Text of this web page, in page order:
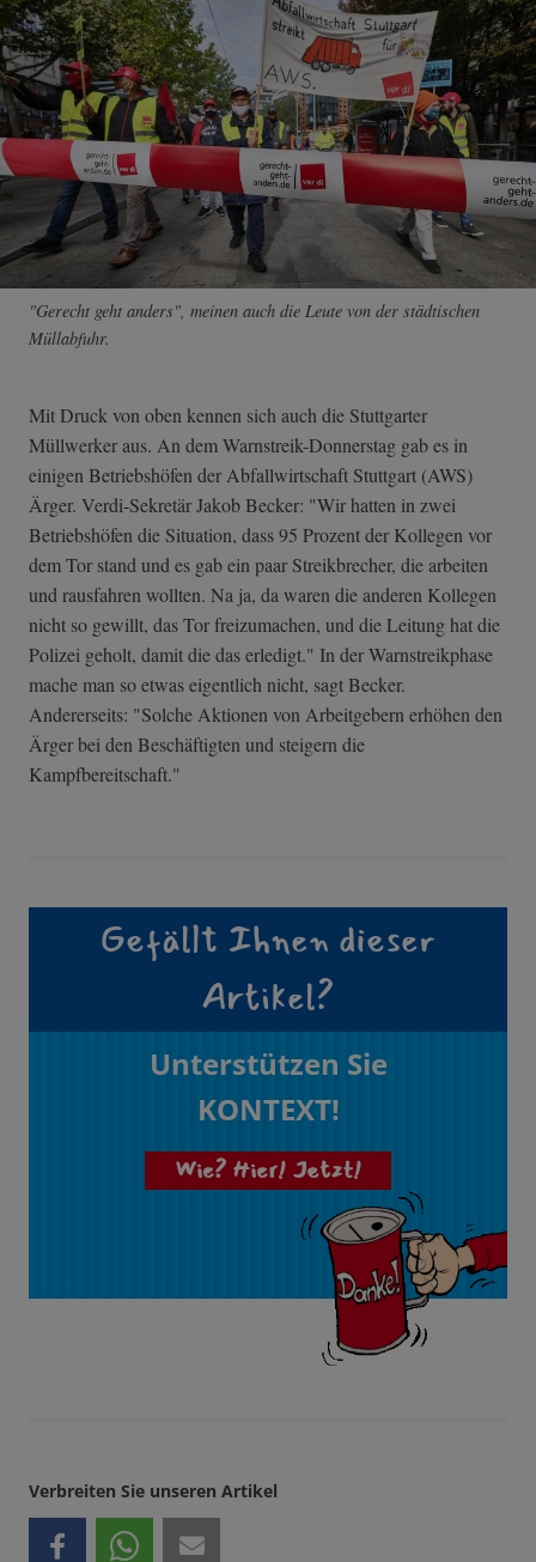
"Gerecht geht anders", meinen auch die Leute von der städtischen
Müllabfuhr.
Mit Druck von oben kennen sich auch die Stuttgarter
Müllwerker aus. An dem Warnstreik-Donnerstag gab es in
einigen Betriebshöfen der Abfallwirtschaft Stuttgart (AWS)
Ärger. Verdi-Sekretär Jakob Becker: "Wir hatten in zwei
Betriebshöfen die Situation, dass 95 Prozent der Kollegen vor
dem Tor stand und es gab ein paar Streikbrecher, die arbeiten
und rausfahren wollten. Na ja, da waren die anderen Kollegen
nicht so gewillt, das Tor freizumachen, und die Leitung hat die
Polizei geholt, damit die das erledigt." In der Warnstreikphase
mache man so etwas eigentlich nicht, sagt Becker.
Andererseits: "Solche Aktionen von Arbeitgebern erhöhen den
Ärger bei den Beschäftigten und steigern die
Kampfbereitschaft."
Gefällt Ihnen dieser
Artikel?
Unterstützen Sie
KONTEXT!
Wie? Hier! Jetzt!
Verbreiten Sie unseren Artikel